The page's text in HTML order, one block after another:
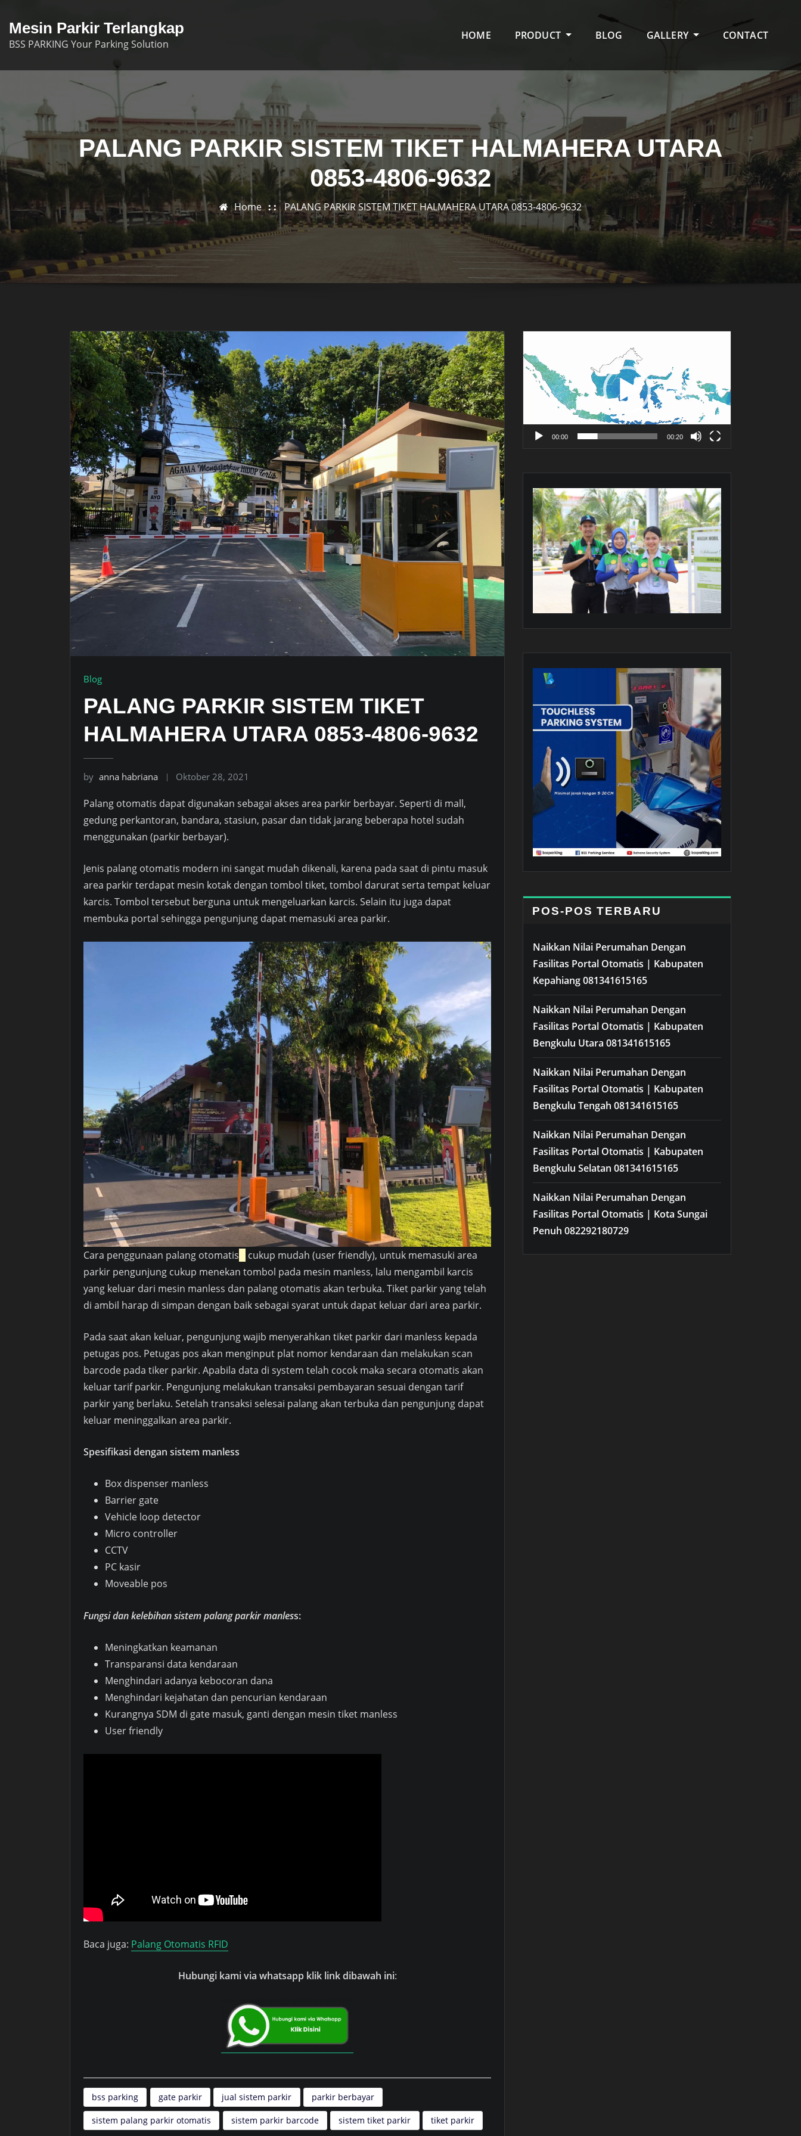
content
Mesin Parkir Terlangkap
BSS PARKING Your Parking Solution
HOME PRODUCT BLOG GALLERY CONTACT
PALANG PARKIR SISTEM TIKET HALMAHERA UTARA
0853-4806-9632
Home PALANG PARKIR SISTEM TIKET HALMAHERA UTARA 0853-4806-9632
Blog
PALANG PARKIR SISTEM TIKET
HALMAHERA UTARA 0853-4806-9632
by anna habriana Oktober 28, 2021
Palang otomatis dapat digunakan sebagai akses area parkir berbayar. Seperti di mall,
gedung perkantoran, bandara, stasiun, pasar dan tidak jarang beberapa hotel sudah
menggunakan (parkir berbayar).
Jenis palang otomatis modern ini sangat mudah dikenali, karena pada saat di pintu masuk
area parkir terdapat mesin kotak dengan tombol tiket, tombol darurat serta tempat keluar
karcis. Tombol tersebut berguna untuk mengeluarkan karcis. Selain itu juga dapat
membuka portal sehingga pengunjung dapat memasuki area parkir.
Cara penggunaan palang otomatis
cukup mudah (user friendly), untuk memasuki area
parkir pengunjung cukup menekan tombol pada mesin manless, lalu mengambil karcis
yang keluar dari mesin manless dan palang otomatis akan terbuka. Tiket parkir yang telah
di ambil harap di simpan dengan baik sebagai syarat untuk dapat keluar dari area parkir.
Pada saat akan keluar, pengunjung wajib menyerahkan tiket parkir dari manless kepada
petugas pos. Petugas pos akan menginput plat nomor kendaraan dan melakukan scan
barcode pada tiker parkir. Apabila data di system telah cocok maka secara otomatis akan
keluar tarif parkir. Pengunjung melakukan transaksi pembayaran sesuai dengan tarif
parkir yang berlaku. Setelah transaksi selesai palang akan terbuka dan pengunjung dapat
keluar meninggalkan area parkir.
Spesifikasi dengan sistem manless
Box dispenser manless
Barrier gate
Vehicle loop detector
Micro controller
CCTV
PC kasir
Moveable pos
Fungsi dan kelebihan sistem palang parkir manless:
Meningkatkan keamanan
Transparansi data kendaraan
Menghindari adanya kebocoran dana
Menghindari kejahatan dan pencurian kendaraan
Kurangnya SDM di gate masuk, ganti dengan mesin tiket manless
User friendly
Baca juga: Palang Otomatis RFID
Hubungi kami via whatsapp klik link dibawah ini:
bss parking gate parkir jual sistem parkir parkir berbayar
sistem palang parkir otomatis sistem parkir barcode sistem tiket parkir tiket parkir
Video
00:00 00:20
POS-POS TERBARU
Naikkan Nilai Perumahan Dengan
Fasilitas Portal Otomatis | Kabupaten
Kepahiang 081341615165
Naikkan Nilai Perumahan Dengan
Fasilitas Portal Otomatis | Kabupaten
Bengkulu Utara 081341615165
Naikkan Nilai Perumahan Dengan
Fasilitas Portal Otomatis | Kabupaten
Bengkulu Tengah 081341615165
Naikkan Nilai Perumahan Dengan
Fasilitas Portal Otomatis | Kabupaten
Bengkulu Selatan 081341615165
Naikkan Nilai Perumahan Dengan
Fasilitas Portal Otomatis | Kota Sungai
Penuh 082292180729